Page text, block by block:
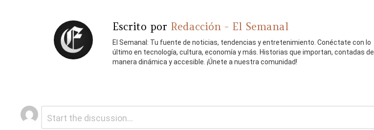
Escrito por Redacción - El Semanal
El Semanal: Tu fuente de noticias, tendencias y entretenimiento. Conéctate con lo
último en tecnología, cultura, economía y más. Historias que importan, contadas de
manera dinámica y accesible. ¡Únete a nuestra comunidad!
Deja
una